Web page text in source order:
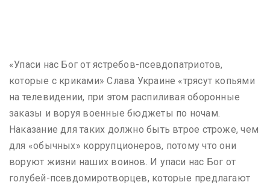
«Упаси нас Бог от ястребов-псевдопатриотов,
которые с криками» Слава Украине «трясут копьями
на телевидении, при этом распиливая оборонные
заказы и воруя военные бюджеты по ночам.
Наказание для таких должно быть втрое строже, чем
для «обычных» коррупционеров, потому что они
воруют жизни наших воинов. И упаси нас Бог от
голубей-псевдомиротворцев, которые предлагают